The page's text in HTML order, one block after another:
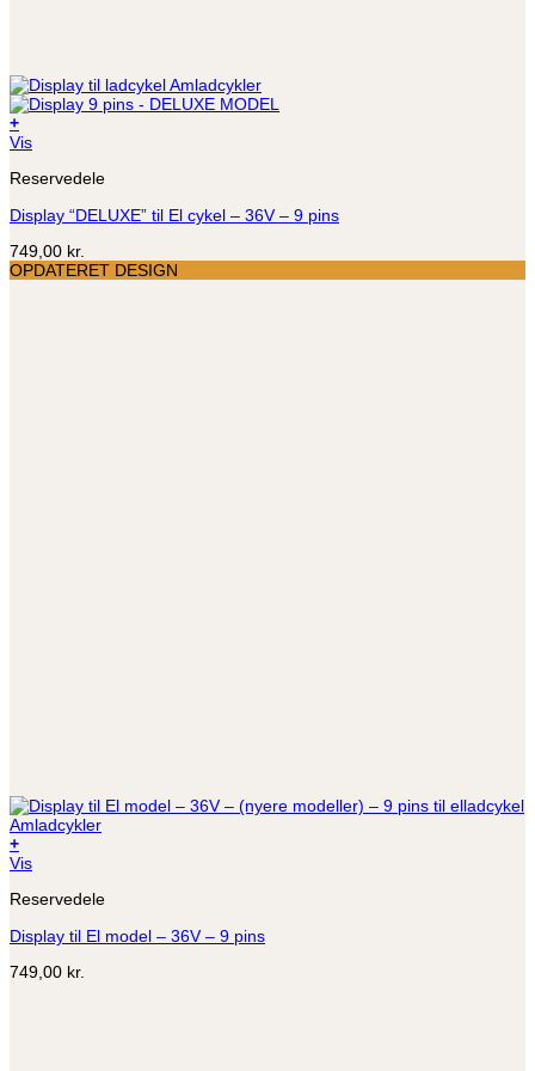
+
Vis
Reservedele
Display “DELUXE” til El cykel – 36V – 9 pins
749,00 kr.
OPDATERET DESIGN
+
Vis
Reservedele
Display til El model – 36V – 9 pins
749,00 kr.